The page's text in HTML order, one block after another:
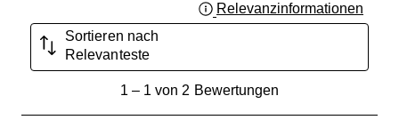
Relevanzinformationen
Sortieren nach
Relevanteste
1– 1 von 2 Bewertungen